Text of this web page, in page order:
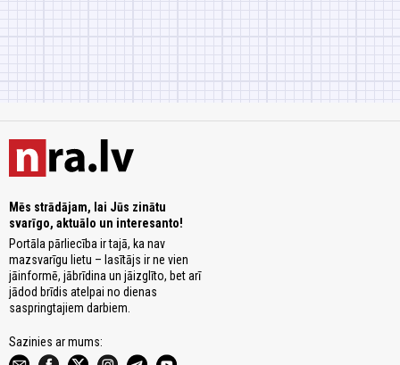
Mēs strādājam, lai Jūs zinātu
svarīgo, aktuālo un interesanto!
Portāla pārliecība ir tajā, ka nav
mazsvarīgu lietu – lasītājs ir ne vien
jāinformē, jābrīdina un jāizglīto, bet arī
jādod brīdis atelpai no dienas
saspringtajiem darbiem.
Sazinies ar mums: